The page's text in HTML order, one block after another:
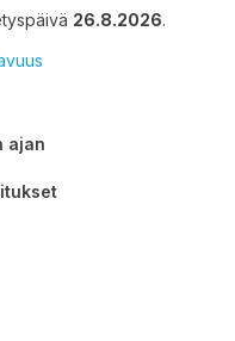
26.8.2026.
ajan